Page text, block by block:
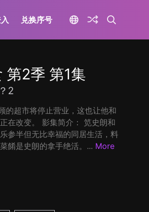
兑换序号
第2季 第1集
2
的超市将停止营业，这也让他和
在改变。 影集简介： 笕史朗和
参半但无比幸福的同居生活，料
餚是史朗的拿手绝活。... More